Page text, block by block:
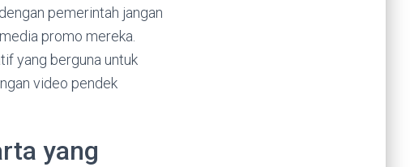
pemerintah jangan
promo mereka.
yang berguna untuk
video pendek
yang